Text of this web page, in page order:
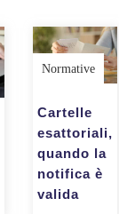
Normative
Cartelle
esattoriali,
quando la
notifica è
valida